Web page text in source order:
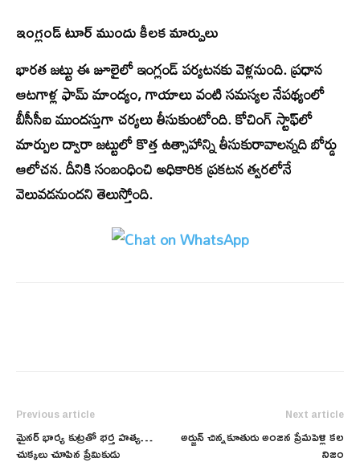
ఇంగ్లండ్ టూర్ ముందు కీలక మార్పులు
భారత జట్టు ఈ జూలైలో ఇంగ్లండ్ పర్యటనకు వెళ్లనుంది. ప్రధాన
ఆటగాళ్ల ఫామ్‌ మాంద్యం, గాయాలు వంటి సమస్యల నేపథ్యంలో
బీసీసీఐ ముందస్తుగా చర్యలు తీసుకుంటోంది. కోచింగ్ స్టాఫ్‌లో
మార్పుల ద్వారా జట్టులో కొత్త ఉత్సాహాన్ని తీసుకురావాలన్నది బోర్డు
ఆలోచన. దీనికి సంబంధించి అధికారిక ప్రకటన త్వరలోనే
వెలువడనుందని తెలుస్తోంది.
Previous article
మైనర్ భార్య కుట్రతో భర్త హత్య…
చుక్కలు చూపిన ప్రేమికుడు
Next article
అర్జున్ చిన్నకూతురు అంజన ప్రేమపెళ్లి కల
నిజం